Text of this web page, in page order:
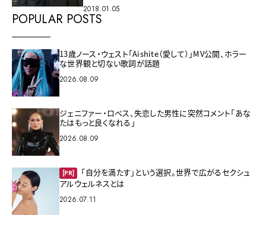
2018.01.05
POPULAR POSTS
13歳ノース・ウェスト「Aishite（愛して）」MV公開、ホラー
な世界観と切ない歌詞が話題
2026.08.09
ジェニファー・ロペス、失恋した男性に突然コメント「あな
たはもっと良くなれる」
2026.08.09
[PR]
「自分を満たす」という選択。世界で広がるセクシュ
アルウェルネスとは
2026.07.11